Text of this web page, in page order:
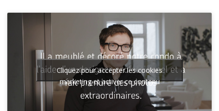
Cliquez pour accepter les cookies
marketing et activer ce contenu